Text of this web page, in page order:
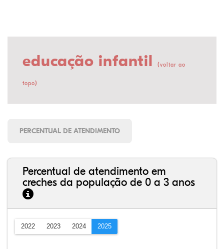
educação infantil (voltar ao
topo)
PERCENTUAL DE ATENDIMENTO
Percentual de atendimento em
creches da população de 0 a 3 anos
2022 2023 2024 2025